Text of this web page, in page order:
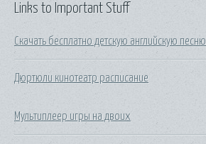
Links to Important Stuff
Скачать бесплатно детскую английскую песню
Дюртюли кинотеатр расписание
Мультиплеер игры на двоих